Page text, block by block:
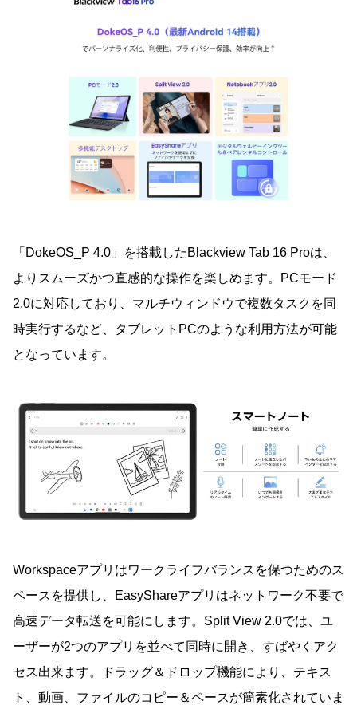
「DokeOS_P 4.0」を搭載したBlackview Tab 16 Proは、
よりスムーズかつ直感的な操作を楽しめます。PCモード
2.0に対応しており、マルチウィンドウで複数タスクを同
時実行するなど、タブレットPCのような利用方法が可能
となっています。
Workspaceアプリはワークライフバランスを保つためのス
ペースを提供し、EasyShareアプリはネットワーク不要で
高速データ転送を可能にします。Split View 2.0では、ユ
ーザーが2つのアプリを並べて同時に開き、すばやくアク
セス出来ます。ドラッグ＆ドロップ機能により、テキス
ト、動画、ファイルのコピー＆ペースが簡素化されていま